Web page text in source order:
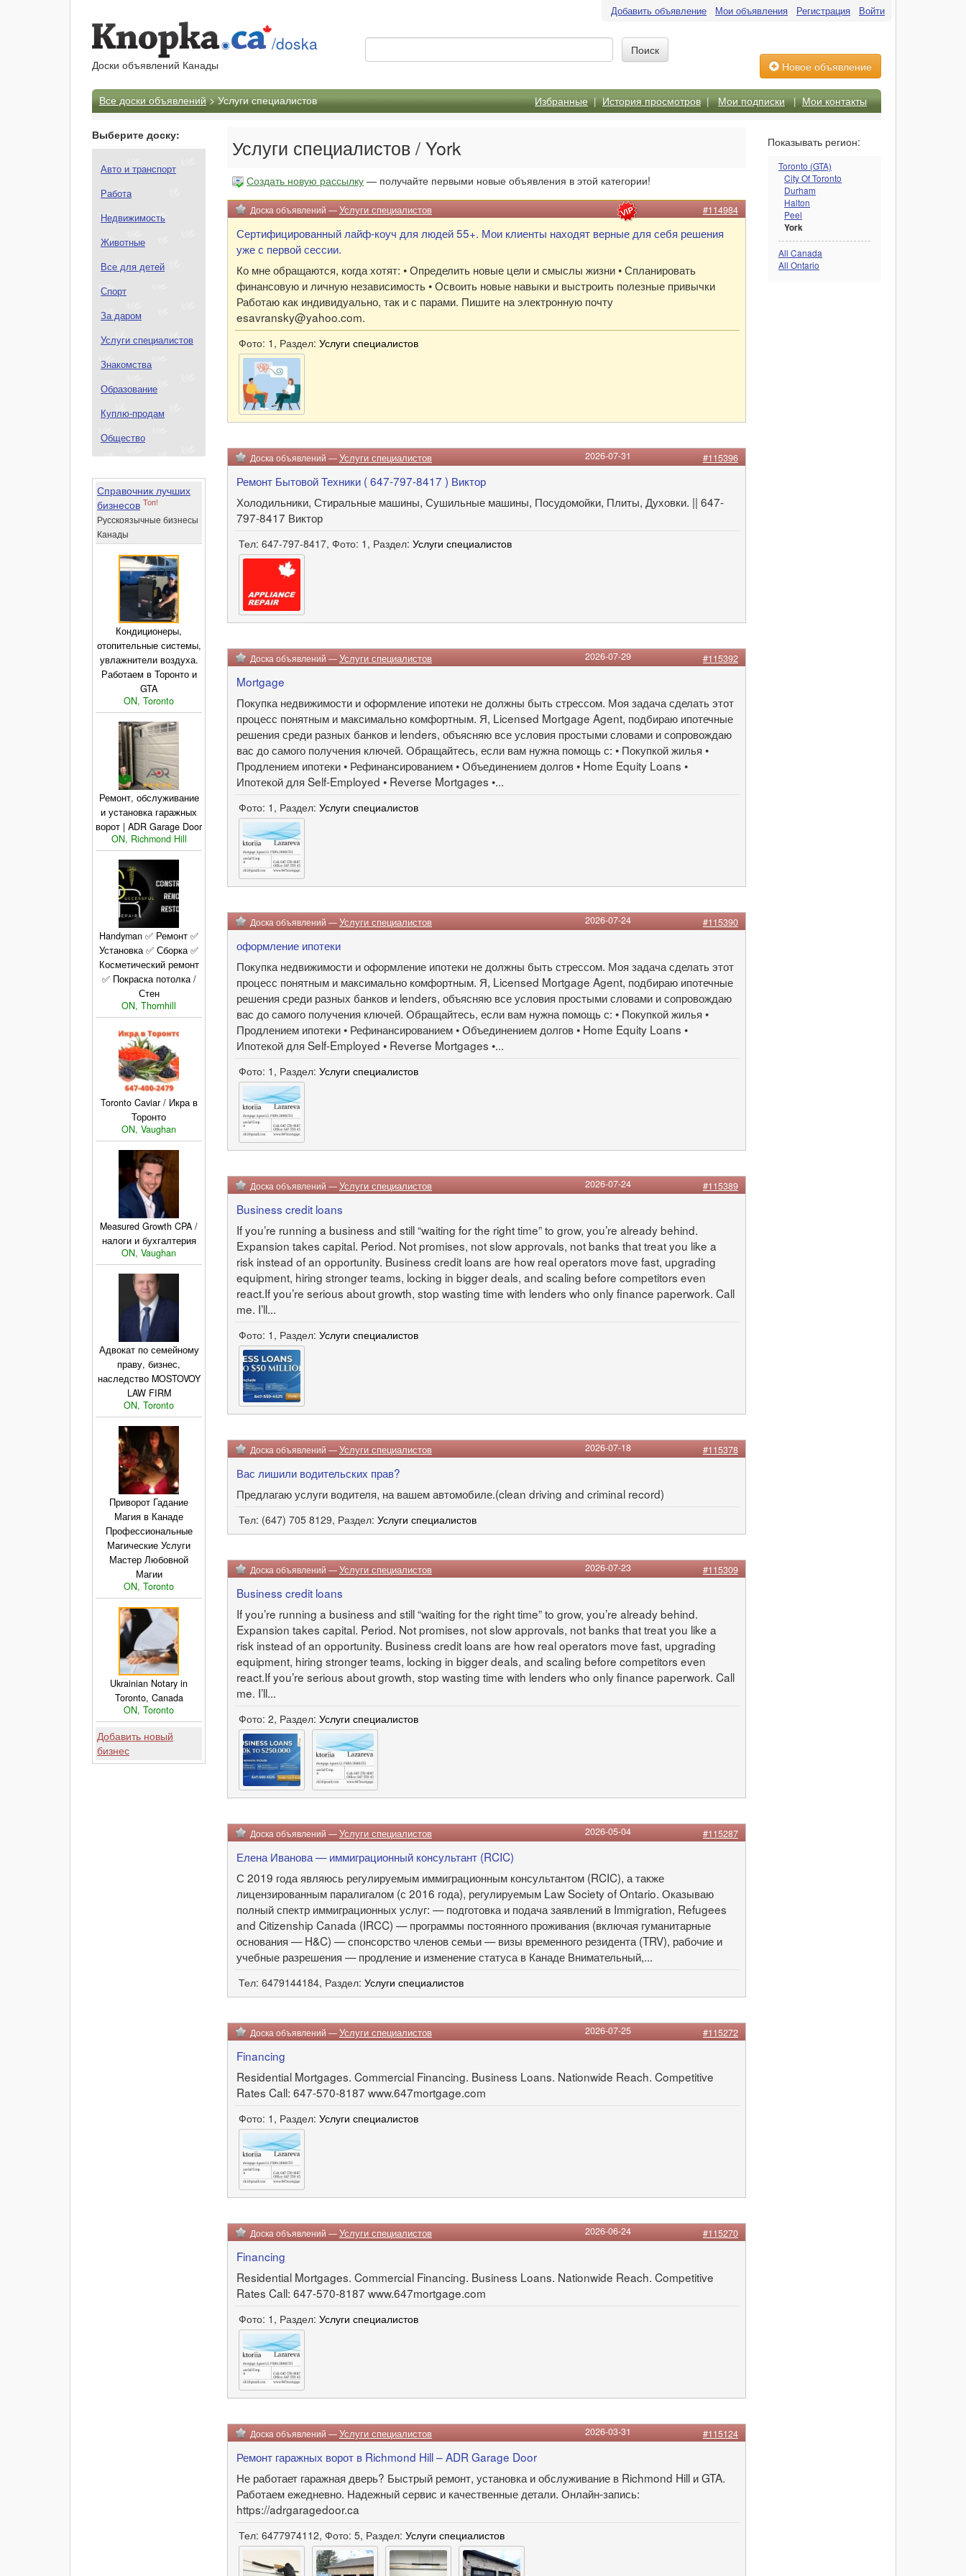
Добавить объявление Мои объявления Регистрация Войти
/doska
Доски объявлений Канады Новое объявление
Все доски объявлений> Услуги специалистов Избранные|История просмотров|Мои подписки|Мои контакты
Выберите доску:
Авто и транспорт
Работа
Недвижимость
Животные
Все для детей
Спорт
За даром
Услуги специалистов
Знакомства
Образование
Куплю-продам
Общество
Справочник лучших
бизнесов Топ!
Русскоязычные бизнесы
Канады
Кондиционеры,
отопительные системы,
увлажнители воздуха.
Работаем в Торонто и
GTA
ON, Toronto
Ремонт, обслуживание
и установка гаражных
ворот | ADR Garage Door
ON, Richmond Hill
Handyman ✅ Ремонт ✅
Установка ✅ Сборка ✅
Косметический ремонт
✅ Покраска потолка /
Стен
ON, Thornhill
Toronto Caviar / Икра в
Торонто
ON, Vaughan
Measured Growth CPA /
налоги и бухгалтерия
ON, Vaughan
Адвокат по семейному
праву, бизнес,
наследство MOSTOVOY
LAW FIRM
ON, Toronto
Приворот Гадание
Магия в Канаде
Профессиональные
Магические Услуги
Мастер Любовной
Магии
ON, Toronto
Ukrainian Notary in
Toronto, Canada
ON, Toronto
Добавить новый
бизнес
Услуги специалистов / York
Создать новую рассылку — получайте первыми новые объявления в этой категории!
Доска объявлений —Услуги специалистов #114984
Сертифицированный лайф-коуч для людей 55+. Мои клиенты находят верные для себя решения
уже с первой сессии.
Ко мне обращаются, когда хотят: • Определить новые цели и смыслы жизни • Спланировать
финансовую и личную независимость • Освоить новые навыки и выстроить полезные привычки
Работаю как индивидуально, так и с парами. Пишите на электронную почту
esavransky@yahoo.com.
Фото: 1, Раздел: Услуги специалистов
Доска объявлений —Услуги специалистов #115396
2026-07-31
Ремонт Бытовой Техники ( 647-797-8417 ) Виктор
Холодильники, Стиральные машины, Сушильные машины, Посудомойки, Плиты, Духовки. || 647-
797-8417 Виктор
Тел: 647-797-8417, Фото: 1, Раздел: Услуги специалистов
Доска объявлений —Услуги специалистов #115392
2026-07-29
Mortgage
Покупка недвижимости и оформление ипотеки не должны быть стрессом. Моя задача сделать этот
процесс понятным и максимально комфортным. Я, Licensed Mortgage Agent, подбираю ипотечные
решения среди разных банков и lenders, объясняю все условия простыми словами и сопровождаю
вас до самого получения ключей. Обращайтесь, если вам нужна помощь с: • Покупкой жилья •
Продлением ипотеки • Рефинансированием • Объединением долгов • Home Equity Loans •
Ипотекой для Self-Employed • Reverse Mortgages •...
Фото: 1, Раздел: Услуги специалистов
Доска объявлений —Услуги специалистов #115390
2026-07-24
оформление ипотеки
Покупка недвижимости и оформление ипотеки не должны быть стрессом. Моя задача сделать этот
процесс понятным и максимально комфортным. Я, Licensed Mortgage Agent, подбираю ипотечные
решения среди разных банков и lenders, объясняю все условия простыми словами и сопровождаю
вас до самого получения ключей. Обращайтесь, если вам нужна помощь с: • Покупкой жилья •
Продлением ипотеки • Рефинансированием • Объединением долгов • Home Equity Loans •
Ипотекой для Self-Employed • Reverse Mortgages •...
Фото: 1, Раздел: Услуги специалистов
Доска объявлений —Услуги специалистов #115389
2026-07-24
Business credit loans
If you’re running a business and still “waiting for the right time” to grow, you’re already behind.
Expansion takes capital. Period. Not promises, not slow approvals, not banks that treat you like a
risk instead of an opportunity. Business credit loans are how real operators move fast, upgrading
equipment, hiring stronger teams, locking in bigger deals, and scaling before competitors even
react.If you’re serious about growth, stop wasting time with lenders who only finance paperwork. Call
me. I’ll...
Фото: 1, Раздел: Услуги специалистов
Доска объявлений —Услуги специалистов #115378
2026-07-18
Вас лишили водительских прав?
Предлагаю услуги водителя, на вашем автомобиле.(clean driving and criminal record)
Тел: (647) 705 8129, Раздел: Услуги специалистов
Доска объявлений —Услуги специалистов #115309
2026-07-23
Business credit loans
If you’re running a business and still “waiting for the right time” to grow, you’re already behind.
Expansion takes capital. Period. Not promises, not slow approvals, not banks that treat you like a
risk instead of an opportunity. Business credit loans are how real operators move fast, upgrading
equipment, hiring stronger teams, locking in bigger deals, and scaling before competitors even
react.If you’re serious about growth, stop wasting time with lenders who only finance paperwork. Call
me. I’ll...
Фото: 2, Раздел: Услуги специалистов
Доска объявлений —Услуги специалистов #115287
2026-05-04
Елена Иванова — иммиграционный консультант (RCIC)
С 2019 года являюсь регулируемым иммиграционным консультантом (RCIC), а также
лицензированным паралигалом (с 2016 года), регулируемым Law Society of Ontario. Оказываю
полный спектр иммиграционных услуг: — подготовка и подача заявлений в Immigration, Refugees
and Citizenship Canada (IRCC) — программы постоянного проживания (включая гуманитарные
основания — H&C) — спонсорство членов семьи — визы временного резидента (TRV), рабочие и
учебные разрешения — продление и изменение статуса в Канаде Внимательный,...
Тел: 6479144184, Раздел: Услуги специалистов
Доска объявлений —Услуги специалистов #115272
2026-07-25
Financing
Residential Mortgages. Commercial Financing. Business Loans. Nationwide Reach. Competitive
Rates Call: 647-570-8187 www.647mortgage.com
Фото: 1, Раздел: Услуги специалистов
Доска объявлений —Услуги специалистов #115270
2026-06-24
Financing
Residential Mortgages. Commercial Financing. Business Loans. Nationwide Reach. Competitive
Rates Call: 647-570-8187 www.647mortgage.com
Фото: 1, Раздел: Услуги специалистов
Доска объявлений —Услуги специалистов #115124
2026-03-31
Ремонт гаражных ворот в Richmond Hill – ADR Garage Door
Не работает гаражная дверь? Быстрый ремонт, установка и обслуживание в Richmond Hill и GTA.
Работаем ежедневно. Надежный сервис и качественные детали. Онлайн-запись:
https://adrgaragedoor.ca
Тел: 6477974112, Фото: 5, Раздел: Услуги специалистов
Показывать регион:
Toronto (GTA)
City Of Toronto
Durham
Halton
Peel
York
All Canada
All Ontario